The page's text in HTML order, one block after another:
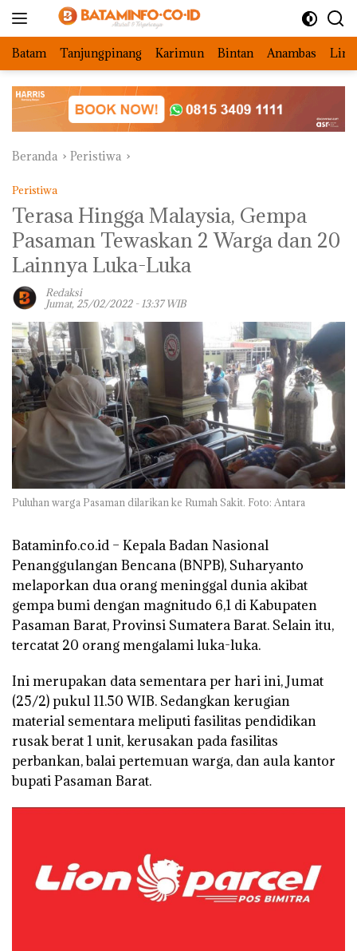
Batam Tanjungpinang Karimun Bintan Anambas
Beranda Peristiwa
Peristiwa
Terasa Hingga Malaysia, Gempa
Pasaman Tewaskan 2 Warga dan 20
Lainnya Luka-Luka
Redaksi
Jumat, 25/02/2022 - 13:37 WIB
Puluhan warga Pasaman dilarikan ke Rumah Sakit. Foto: Antara
Bataminfo.co.id – Kepala Badan Nasional
Penanggulangan Bencana (BNPB), Suharyanto
melaporkan dua orang meninggal dunia akibat
gempa bumi dengan magnitudo 6,1 di Kabupaten
Pasaman Barat, Provinsi Sumatera Barat. Selain itu,
tercatat 20 orang mengalami luka-luka.
Ini merupakan data sementara per hari ini, Jumat
(25/2) pukul 11.50 WIB. Sedangkan kerugian
material sementara meliputi fasilitas pendidikan
rusak berat 1 unit, kerusakan pada fasilitas
perbankan, balai pertemuan warga, dan aula kantor
bupati Pasaman Barat.